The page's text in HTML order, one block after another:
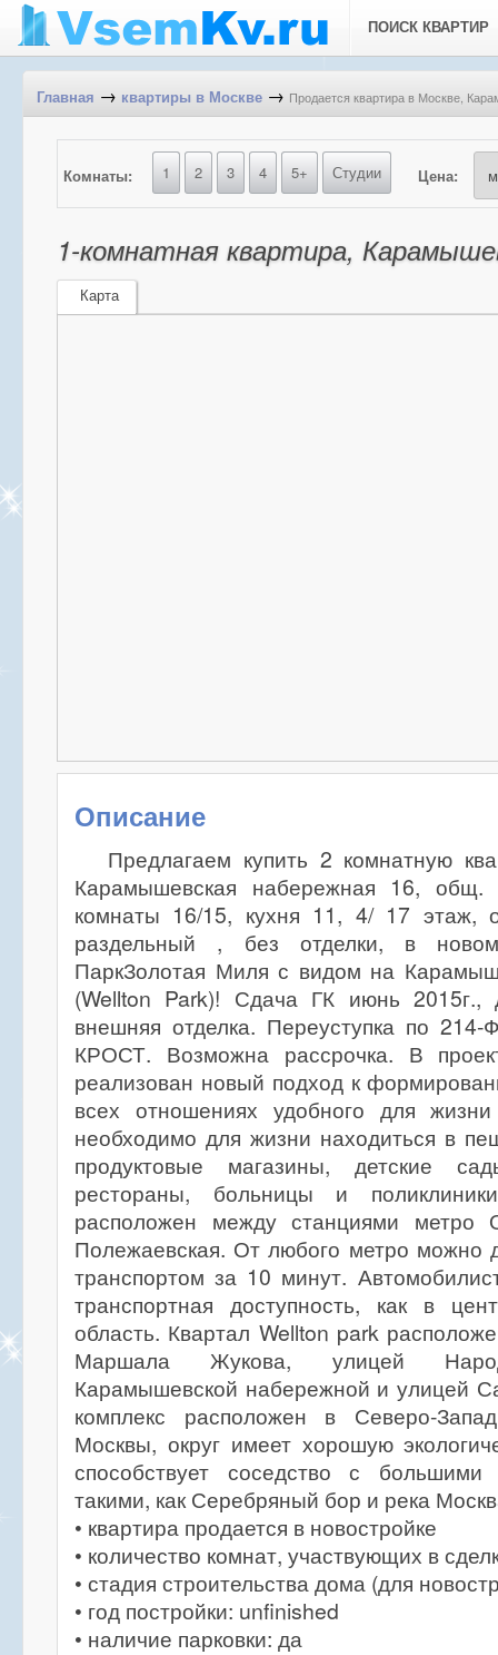
ПОИСК КВАРТИР
Главная → квартиры в Москве → Продается квартира в Москве,
Комнаты: 1 2 3 4 5+ Студии Цена:
1-комнатная квартира,
Карта
Описание
Предлагаем купить 2 комнатную
Карамышевская набережная 16,
комнаты 16/15, кухня 11, 4/ 17 этаж,
раздельный , без отделки, в
ПаркЗолотая Миля с видом на
(Wellton Park)! Сдача ГК июнь 2015г.,
внешняя отделка. Переуступка по
КРОСТ. Возможна рассрочка. В
реализован новый подход к
всех отношениях удобного для
необходимо для жизни находиться в
продуктовые магазины, детские
рестораны, больницы и
расположен между станциями метро
Полежаевская. От любого метро можно
транспортом за 10 минут.
транспортная доступность, как в
область. Квартал Wellton park
Маршала Жукова, улицей
Карамышевской набережной и улицей
комплекс расположен в Северо-
Москвы, округ имеет хорошую
способствует соседство с
такими, как Серебряный бор и река
• квартира продается в новостройке
• количество комнат, участвующих в
• стадия строительства дома (для
• год постройки: unfinished
• наличие парковки: да